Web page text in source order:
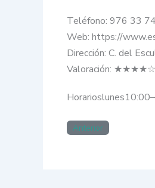
Teléfono: 976 33
Web: https://
Dirección: C. del
Valoración: ★★★★☆
Anterior